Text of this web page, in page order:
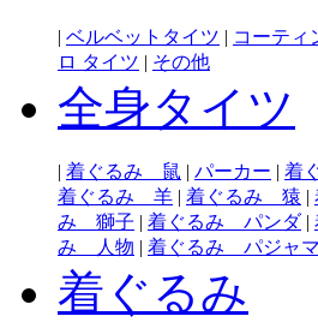
| ベルベットタイツ | コーティ
ロ タイツ | その他
全身タイツ
| 着ぐるみ 鼠 | パーカー | 着
着ぐるみ 羊 | 着ぐるみ 猿 |
み 獅子 | 着ぐるみ パンダ |
み 人物 | 着ぐるみ パジャマ
着ぐるみ